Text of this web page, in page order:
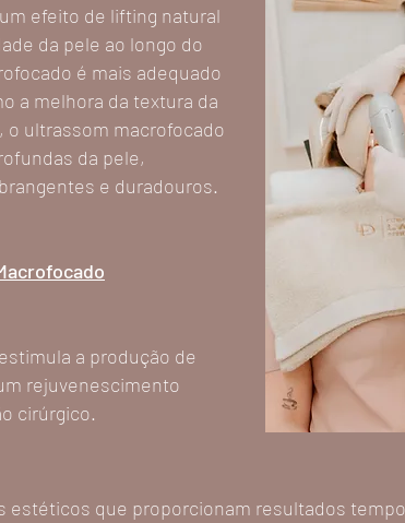
efeito de lifting natural
da pele ao longo do
é mais adequado
a melhora da textura da
o ultrassom macrofocado
da pele,
e duradouros.
a produção de
rejuvenescimento
cirúrgico.
estéticos que proporcionam resultados